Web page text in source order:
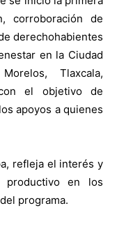
corroboración de
derechohabientes
en la Ciudad
Tlaxcala,
el objetivo de
apoyos a quienes
refleja el interés y
productivo en los
programa.